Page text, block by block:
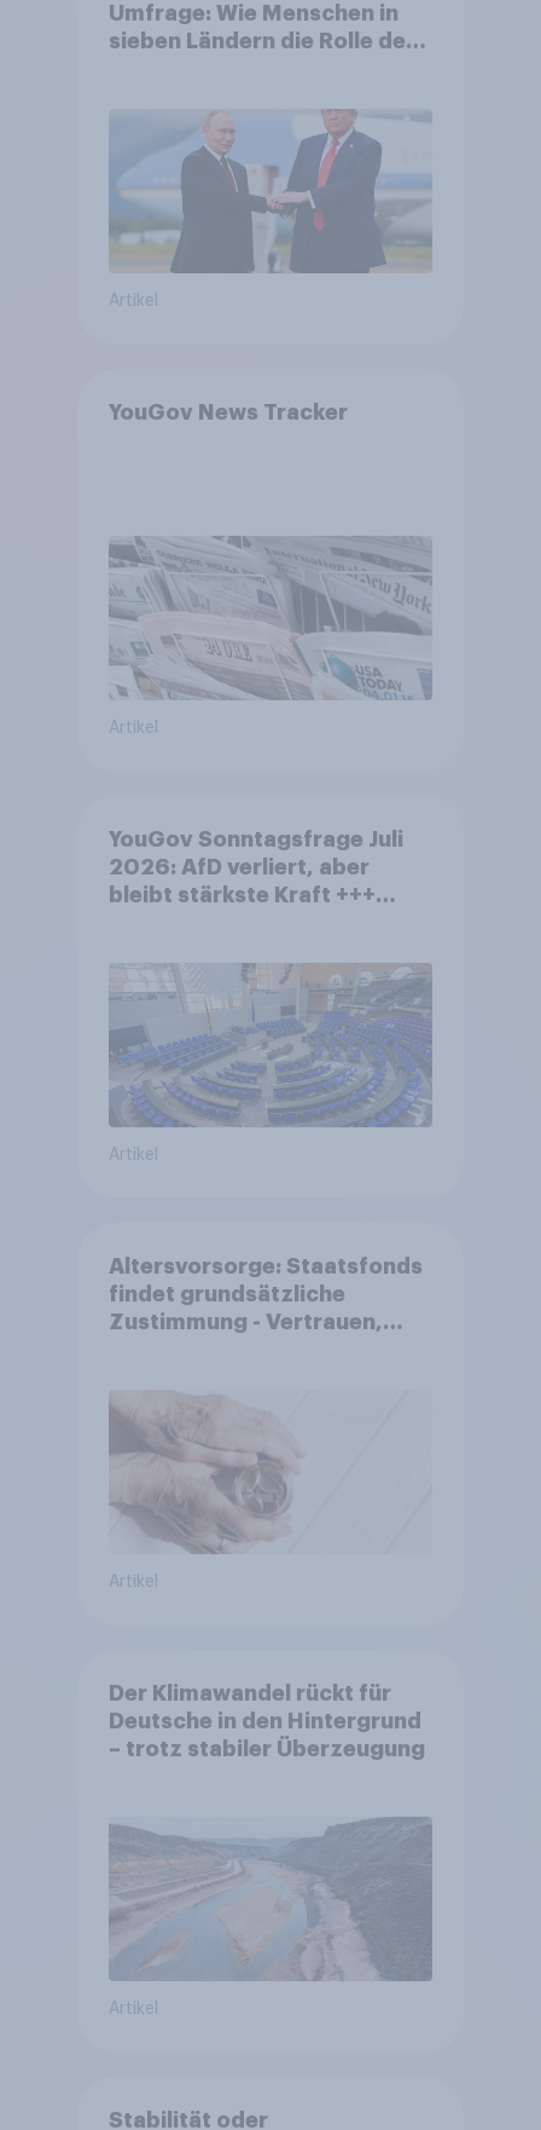
Umfrage: Wie Menschen in
sieben Ländern die Rolle der
Bedrohungen und Bündnisse
bewerten
Artikel
YouGov News Tracker
Artikel
YouGov Sonntagsfrage Juli
2026: AfD verliert, aber
bleibt stärkste Kraft +++
Artikel
Altersvorsorge: Staatsfonds
findet grundsätzliche
Zustimmung - Vertrauen,
Akzeptanz
Artikel
Der Klimawandel rückt für
Deutsche in den Hintergrund
– trotz stabiler Überzeugung
Artikel
Stabilität oder